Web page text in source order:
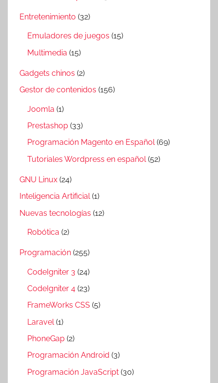
Entretenimiento (32)
Emuladores de juegos (15)
Multimedia (15)
Gadgets chinos (2)
Gestor de contenidos (156)
Joomla (1)
Prestashop (33)
Programación Magento en Español(69)
Tutoriales Wordpress en español (52)
GNU Linux (24)
Inteligencia Artificial(1)
Nuevas tecnologías (12)
Robótica (2)
Programación (255)
CodeIgniter 3 (24)
CodeIgniter 4 (23)
FrameWorks CSS (5)
Laravel (1)
PhoneGap (2)
Programación Android (3)
Programación JavaScript (30)